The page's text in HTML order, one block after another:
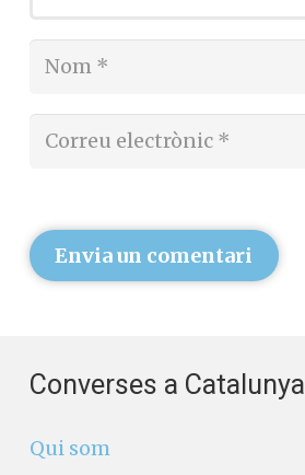
Envia un comentari
Converses a Catalunya
Qui som